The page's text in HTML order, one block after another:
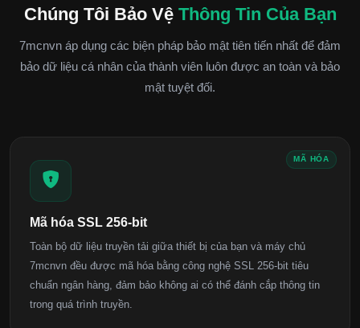
Chúng Tôi Bảo Vệ Thông Tin Của Bạn
7mcnvn áp dụng các biện pháp bảo mật tiên tiến nhất để đảm
bảo dữ liệu cá nhân của thành viên luôn được an toàn và bảo
mật tuyệt đối.
MÃ HÓA
Mã hóa SSL 256-bit
Toàn bộ dữ liệu truyền tải giữa thiết bị của bạn và máy chủ
7mcnvn đều được mã hóa bằng công nghệ SSL 256-bit tiêu
chuẩn ngân hàng, đảm bảo không ai có thể đánh cắp thông tin
trong quá trình truyền.